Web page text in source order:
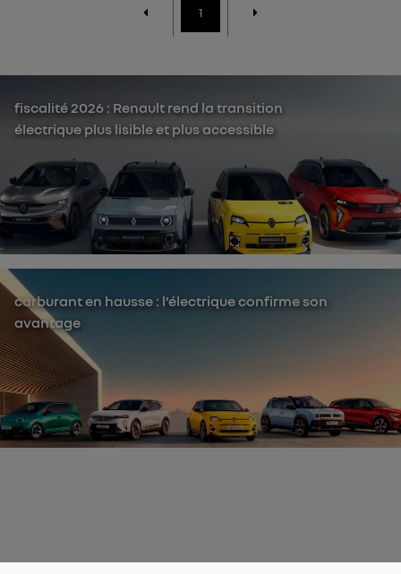
1
fiscalité 2026 : Renault rend la transition
électrique plus lisible et plus accessible
carburant en hausse : l’électrique confirme son
avantage